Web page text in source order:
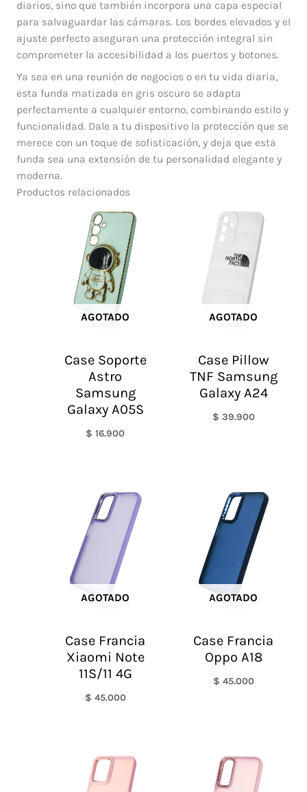
diarios, sino que también incorpora una capa especial
para salvaguardar las cámaras. Los bordes elevados y el
ajuste perfecto aseguran una protección integral sin
comprometer la accesibilidad a los puertos y botones.
Ya sea en una reunión de negocios o en tu vida diaria,
esta funda matizada en gris oscuro se adapta
perfectamente a cualquier entorno, combinando estilo y
funcionalidad. Dale a tu dispositivo la protección que se
merece con un toque de sofisticación, y deja que esta
funda sea una extensión de tu personalidad elegante y
moderna.
Productos relacionados
AGOTADO
Case Soporte
Astro
Samsung
Galaxy A05S
$ 16.900
AGOTADO
Case Pillow
TNF Samsung
Galaxy A24
$ 39.900
AGOTADO
Case Francia
Xiaomi Note
11S/11 4G
$ 45.000
AGOTADO
Case Francia
Oppo A18
$ 45.000